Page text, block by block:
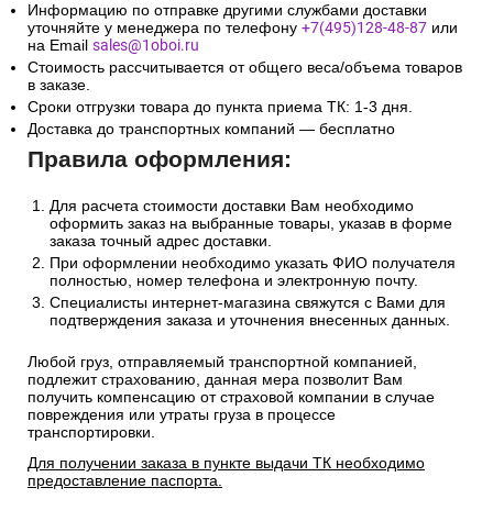
Информацию по отправке другими службами доставки
уточняйте у менеджера по телефону +7(495)128-48-87 или
на Email sales@1oboi.ru
Стоимость рассчитывается от общего веса/объема товаров
в заказе.
Сроки отгрузки товара до пункта приема ТК: 1-3 дня.
Доставка до транспортных компаний — бесплатно
Правила оформления:
Для расчета стоимости доставки Вам необходимо
оформить заказ на выбранные товары, указав в форме
заказа точный адрес доставки.
При оформлении необходимо указать ФИО получателя
полностью, номер телефона и электронную почту.
Специалисты интернет-магазина свяжутся с Вами для
подтверждения заказа и уточнения внесенных данных.
Любой груз, отправляемый транспортной компанией,
подлежит страхованию, данная мера позволит Вам
получить компенсацию от страховой компании в случае
повреждения или утраты груза в процессе
транспортировки.
Для получении заказа в пункте выдачи ТК необходимо
предоставление паспорта.